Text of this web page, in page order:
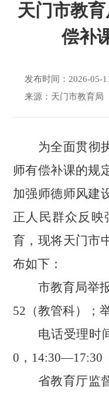
天门市教
偿补
发布时间：2026-05-
来源：天门市教育局
为全面贯彻
师有偿补课的规
加强师德师风建
正人民群众反
育，现将天门市
布如下：
市教育局举
52 （教管科） ；
电话受理时
0，14:30—17:30
省教育厅监